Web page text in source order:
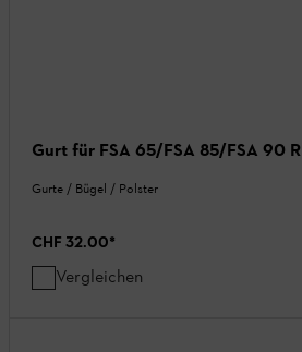
Gurt für FSA 65/FSA 85/FSA 90 R
Gurte / Bügel / Polster
CHF 32.00*
Vergleichen